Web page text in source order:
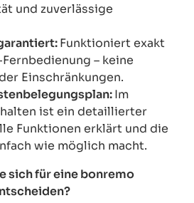
und zuverlässige
Funktioniert exakt
– keine
Einschränkungen.
Im
ist ein detaillierter
Funktionen erklärt und die
wie möglich macht.
sich für eine bonremo